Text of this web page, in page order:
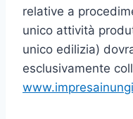
relative a
unico attività
unico edilizia)
esclusivamente